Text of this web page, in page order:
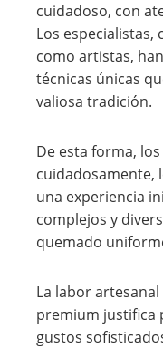
cuidadoso, con
Los
como artistas,
técnicas únicas
valiosa tradición.
De esta forma,
cuidadosamente,
una experiencia
complejos y
quemado
La labor
premium justifica
gustos